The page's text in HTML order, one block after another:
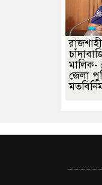
মালিক-
জেলা